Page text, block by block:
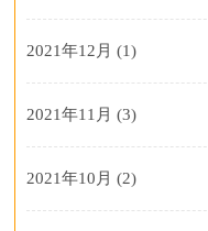
2021年12月 (1)
2021年11月 (3)
2021年10月 (2)